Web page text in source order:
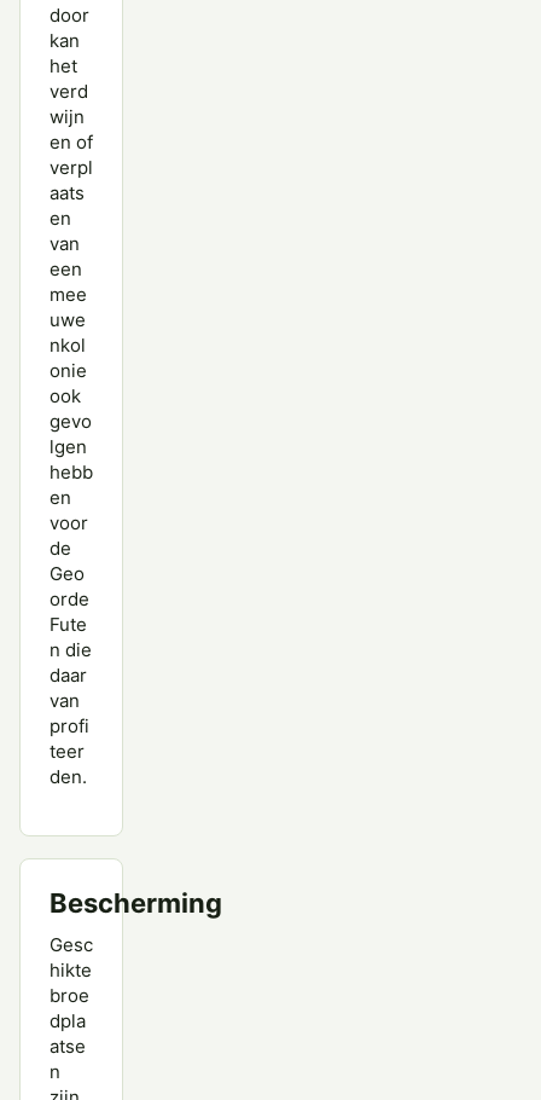
door
kan
het
verd
wijn
en of
verpl
aats
en
van
een
mee
uwe
nkol
onie
ook
gevo
lgen
hebb
en
voor
de
Geo
orde
Fute
n die
daar
van
profi
teer
den.
Bescherming
Gesc
hikte
broe
dpla
atse
n